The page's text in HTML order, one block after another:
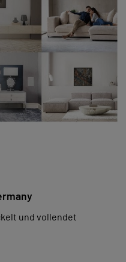
und vollendet